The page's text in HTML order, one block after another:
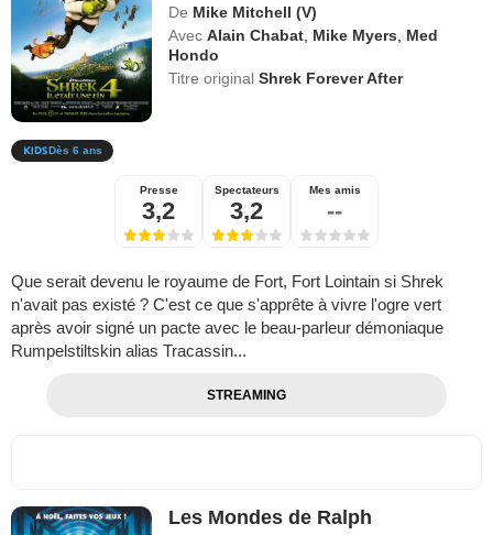
De Mike Mitchell (V)
Avec Alain Chabat Mike Myers
Med
Hondo
Titre originalShrek Forever After
Dès 6 ans
Presse
3,2
Spectateurs
3,2
Mes amis
--
Que serait devenu le royaume de Fort, Fort Lointain si Shrek
n'avait pas existé ? C'est ce que s'apprête à vivre l'ogre vert
après avoir signé un pacte avec le beau-parleur démoniaque
Rumpelstiltskin alias Tracassin...
STREAMING
Les Mondes de Ralph